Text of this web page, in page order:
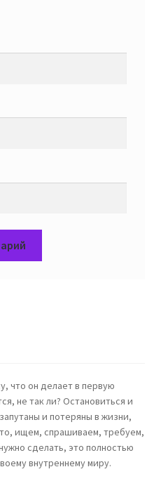
что он делает в первую
не так ли? Остановиться и
и потеряны в жизни,
ищем, спрашиваем, требуем,
сделать, это полностью
внутреннему миру.